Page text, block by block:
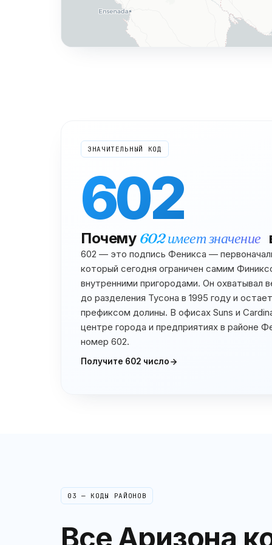
ЗНАЧИТЕЛЬНЫЙ КОД
602
Почему 602имеет значение
602 — это подпись Феникса —
который сегодня ограничен самим
внутренними пригородами. Он охватывал
до разделения Тусона в 1995 году и
префиксом долины. В офисах Suns и
центре города и предприятиях в районе
номер 602.
Получите 602 число
03 — КОДЫ РАЙОНОВ
Все Аризона